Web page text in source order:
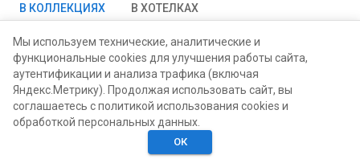
В КОЛЛЕКЦИЯХ В ХОТЕЛКАХ
Хотелки
Мы используем технические, аналитические и
функциональные cookies для улучшения работы сайта,
аутентификации и анализа трафика (включая
Яндекс.Метрику). Продолжая использовать сайт, вы
соглашаетесь с политикой использования cookies и
обработкой персональных данных.
ОК